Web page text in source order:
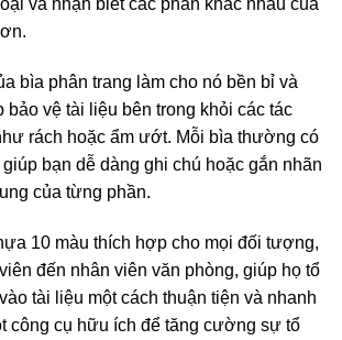
và nhận biết các phần khác nhau của
bìa phân trang làm cho nó bền bỉ và
vệ tài liệu bên trong khỏi các tác
rách hoặc ẩm ướt. Mỗi bìa thường có
bạn dễ dàng ghi chú hoặc gắn nhãn
của từng phần.
10 màu thích hợp cho mọi đối tượng,
đến nhân viên văn phòng, giúp họ tổ
tài liệu một cách thuận tiện và nhanh
công cụ hữu ích để tăng cường sự tổ